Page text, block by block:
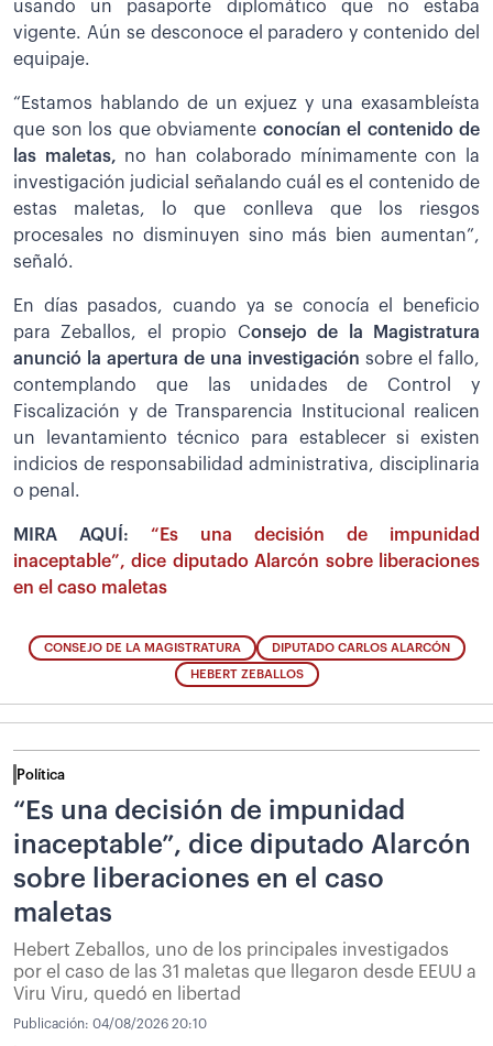
usando un pasaporte diplomático que no estaba
vigente. Aún se desconoce el paradero y contenido del
equipaje.
“Estamos hablando de un exjuez y una exasambleísta
que son los que obviamente conocían el contenido de
las maletas, no han colaborado mínimamente con la
investigación judicial señalando cuál es el contenido de
estas maletas, lo que conlleva que los riesgos
procesales no disminuyen sino más bien aumentan”,
señaló.
En días pasados, cuando ya se conocía el beneficio
para Zeballos, el propio Consejo de la Magistratura
anunció la apertura de una investigación sobre el fallo,
contemplando que las unidades de Control y
Fiscalización y de Transparencia Institucional realicen
un levantamiento técnico para establecer si existen
indicios de responsabilidad administrativa, disciplinaria
o penal.
MIRA AQUÍ: “Es una decisión de impunidad
inaceptable”, dice diputado Alarcón sobre liberaciones
en el caso maletas
CONSEJO DE LA MAGISTRATURA DIPUTADO CARLOS ALARCÓN
HEBERT ZEBALLOS
Política
“Es una decisión de impunidad
inaceptable”, dice diputado Alarcón
sobre liberaciones en el caso
maletas
Hebert Zeballos, uno de los principales investigados
por el caso de las 31 maletas que llegaron desde EEUU a
Viru Viru, quedó en libertad
Publicación: 04/08/2026 20:10